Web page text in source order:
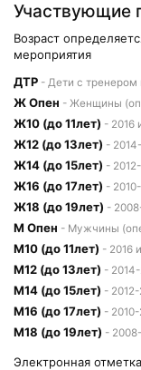
Участвующие
Возраст
мероприятия
ДТР - Дети с тренером
Ж Опен - Женщины
Ж10 (до 11лет) - 2016
Ж12 (до 13лет) -
Ж14 (до 15лет) -
Ж16 (до 17лет) -
Ж18 (до 19лет) -
М Опен - Мужчины
М10 (до 11лет) - 2016
М12 (до 13лет) -
М14 (до 15лет) -
М16 (до 17лет) -
М18 (до 19лет) -
Электронная